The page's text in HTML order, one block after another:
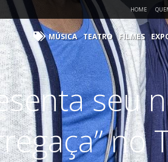
HOME
MÚSICA TEATRO FILMES
seu
no